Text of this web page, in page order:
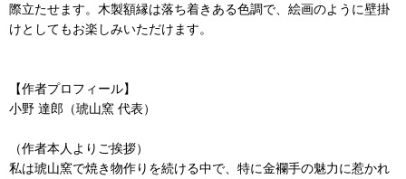
際立たせます。木製額縁は落ち着きある色調で、絵画のように壁掛
けとしてもお楽しみいただけます。
【作者プロフィール】
小野 達郎（琥山窯 代表）
（作者本人よりご挨拶）
私は琥山窯で焼き物作りを続ける中で、特に金襴手の魅力に惹かれ